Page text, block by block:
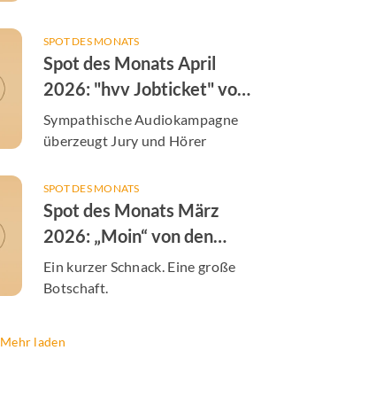
SPOT DES MONATS
Spot des Monats April
2026: "hvv Jobticket" von
der S-Bahn Hamburg
Sympathische Audiokampagne
überzeugt Jury und Hörer
SPOT DES MONATS
Spot des Monats März
2026: „Moin“ von den
Hamburger Energiewerken
Ein kurzer Schnack. Eine große
Botschaft.
Mehr laden